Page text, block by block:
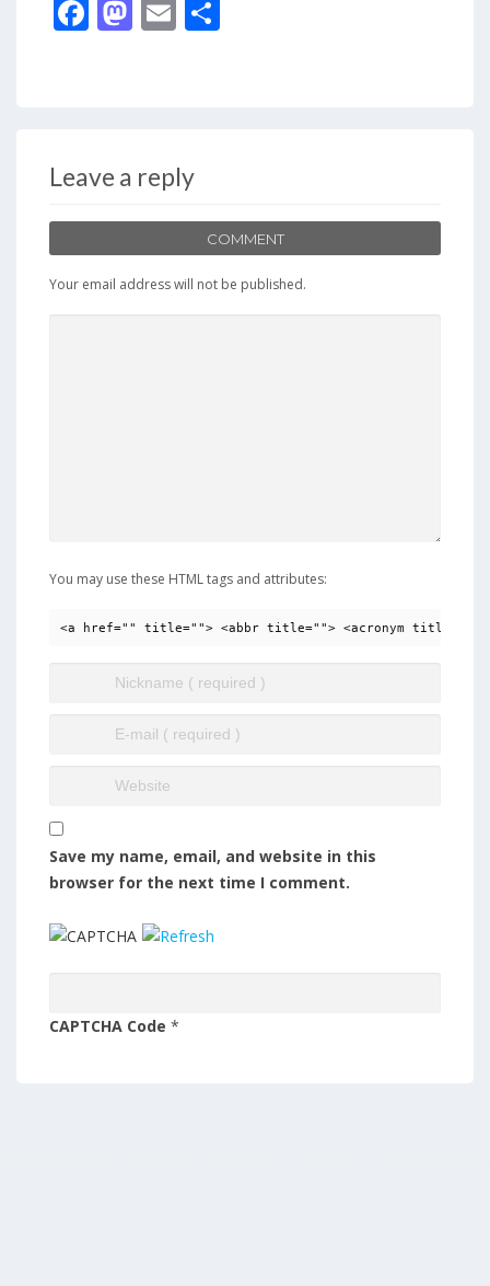
F
o
k
M
n
E
Leave a reply
COMMENT
Your email address will not be published.
You may use these HTML tags and attributes:
<a href="" title=""> <abbr title=""> <acronym title="">
Save my name, email, and website in this
browser for the next time I comment.
CAPTCHA Code *